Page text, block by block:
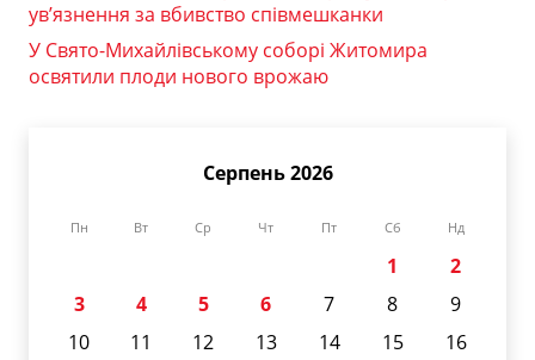
ув’язнення за вбивство співмешканки
У Свято-Михайлівському соборі Житомира
освятили плоди нового врожаю
Серпень 2026
Пн Вт Ср Чт Пт Сб Нд
1
2
3
4 5 6 7 8
9
10
11 12 13 14 15
16